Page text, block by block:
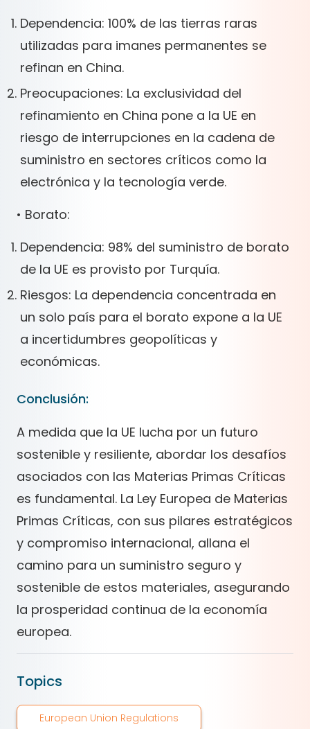
Dependencia: 100% de las tierras raras
utilizadas para imanes permanentes se
refinan en China.
Preocupaciones: La exclusividad del
refinamiento en China pone a la UE en
riesgo de interrupciones en la cadena de
suministro en sectores críticos como la
electrónica y la tecnología verde.
• Borato:
Dependencia: 98% del suministro de borato
de la UE es provisto por Turquía.
Riesgos: La dependencia concentrada en
un solo país para el borato expone a la UE
a incertidumbres geopolíticas y
económicas.
Conclusión:
A medida que la UE lucha por un futuro
sostenible y resiliente, abordar los desafíos
asociados con las Materias Primas Críticas
es fundamental. La Ley Europea de Materias
Primas Críticas, con sus pilares estratégicos
y compromiso internacional, allana el
camino para un suministro seguro y
sostenible de estos materiales, asegurando
la prosperidad continua de la economía
europea.
Topics
European Union Regulations